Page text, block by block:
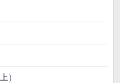
）